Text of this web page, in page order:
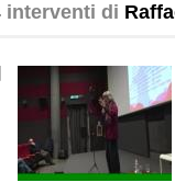
interventi di